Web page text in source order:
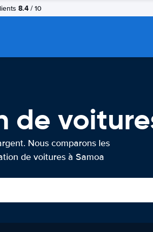
8.4 / 10
de
Nous comparons les
de voitures à Samoa